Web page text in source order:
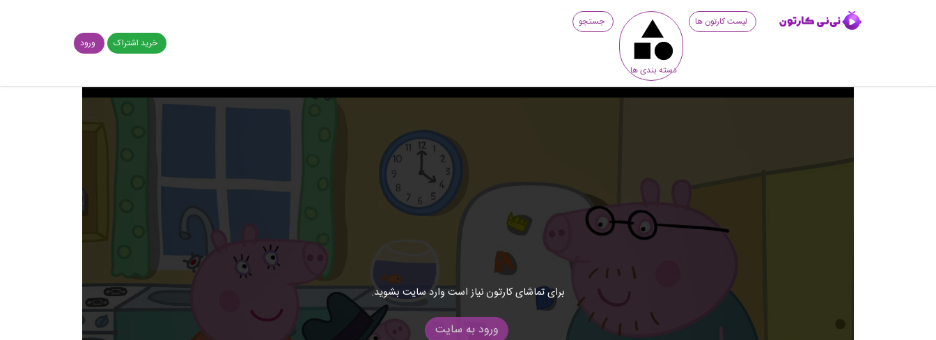
لیست کارتون ها
دسته بندی ها
جستجو
خرید اشتراک
ورود
برای تماشای کارتون نیاز است وارد سایت بشوید.
ورود به سایت